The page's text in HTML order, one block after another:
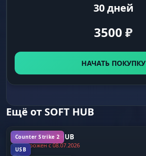
30 дней
3500 ₽
НАЧАТЬ ПОКУПКУ
Ещё от SOFT HUB
Counter Strike 2
USB
Чит КС 2 SOFT HUB
Заморожен с 08.07.2026